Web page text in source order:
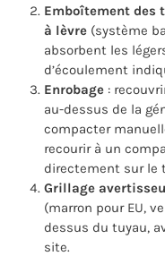
Emboîtement des
à lèvre (système
absorbent les
d’écoulement
Enrobage :
au-dessus de la
compacter
recourir à un
directement sur le
Grillage
(marron pour EU,
dessus du tuyau,
site.